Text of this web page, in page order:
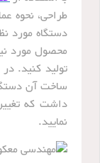
طراحی، نحوه
دستگاه مورد
محصول مورد
تولید کنید.
ساخت آن
داشت که
نمایید.